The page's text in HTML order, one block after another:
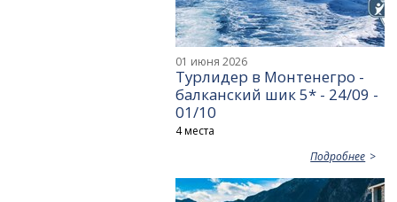
01 июня 2026
Турлидер в Монтенегро -
балканский шик 5* - 24/09 -
01/10
4 места
Подробнее